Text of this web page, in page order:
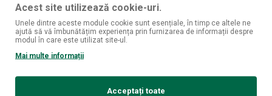
reforme și înlesniri pentru populația implicată în viticultură.
Cu proprietăți vaste în regiunea Orhei și Chișinău, Vladimir
Cristea a fost o figură importantă în Basarabia, ocupând funcții
administrative și executive, inclusiv cea de primar al municipiului
Cristea s-a dedicat și prezervării tradiției producției de vinuri de
Acest site utilizează cookie-uri.
Unele dintre aceste module cookie sunt esențiale, în timp ce altele ne
ajută să vă îmbunătățim experiența prin furnizarea de informații despre
modul în care este utilizat site-ul.
Mai multe informații
Acceptați toate